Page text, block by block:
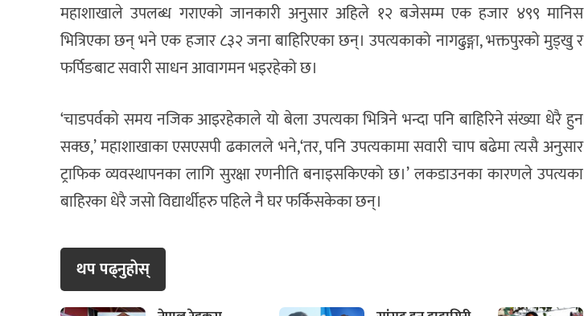
महाशाखाले उपलब्ध गराएको जानकारी अनुसार अहिले १२ बजेसम्म एक हजार ४९९ मानिस
भित्रिएका छन् भने एक हजार ८३२ जना बाहिरिएका छन्। उपत्यकाको नागढुङ्गा, भक्तपुरको मुड्खु र
फर्पिङबाट सवारी साधन आवागमन भइरहेको छ।
‘चाडपर्वको समय नजिक आइरहेकाले यो बेला उपत्यका भित्रिने भन्दा पनि बाहिरिने संख्या धेरै हुन
सक्छ,’ महाशाखाका एसएसपी ढकालले भने,‘तर, पनि उपत्यकामा सवारी चाप बढेमा त्यसै अनुसार
ट्राफिक व्यवस्थापनका लागि सुरक्षा रणनीति बनाइसकिएको छ।’ लकडाउनका कारणले उपत्यका
बाहिरका धेरै जसो विद्यार्थीहरु पहिले नै घर फर्किसकेका छन्।
थप पढ्नुहाेस्